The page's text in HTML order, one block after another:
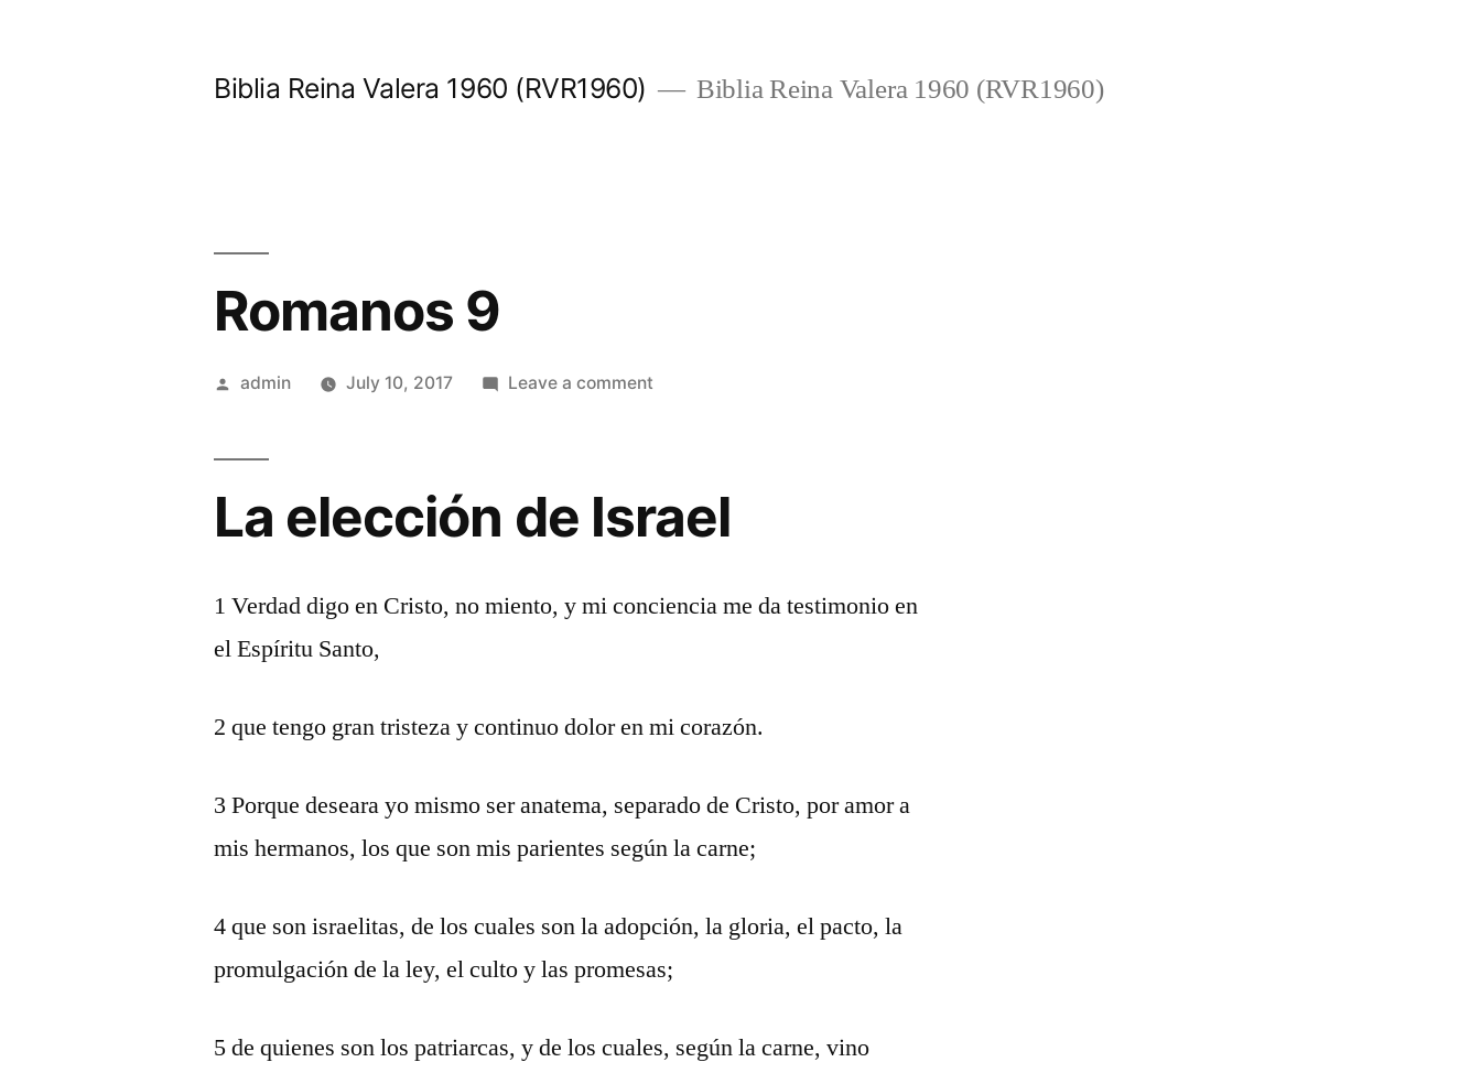
Biblia Reina Valera 1960 (RVR1960) Biblia Reina Valera 1960 (RVR1960)
Romanos 9
Posted
admin July 10, 2017 Leave a commenton
La elección de Israel
1 Verdad digo en Cristo, no miento, y mi conciencia me da testimonio en
el Espíritu Santo,
2 que tengo gran tristeza y continuo dolor en mi corazón.
3 Porque deseara yo mismo ser anatema, separado de Cristo, por amor a
mis hermanos, los que son mis parientes según la carne;
4 que son israelitas, de los cuales son la adopción, la gloria, el pacto, la
promulgación de la ley, el culto y las promesas;
5 de quienes son los patriarcas, y de los cuales, según la carne, vino